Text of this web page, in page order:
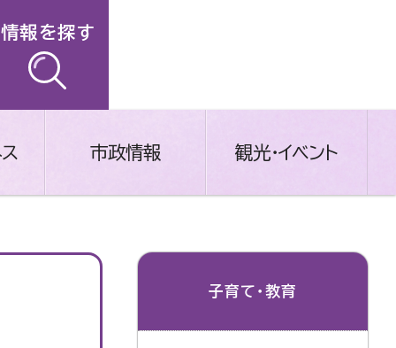
情報を探す
市政情報 観光・イベント
子育て・教育